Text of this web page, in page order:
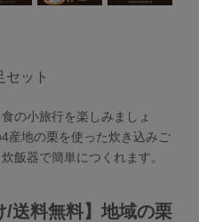
セット
の小旅行を楽しみましょ
産地の栗を使った炊き込みご
飯器で簡単につくれます。
/送料無料】地域の栗